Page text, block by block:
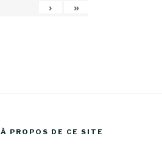
› »
À PROPOS DE CE SITE